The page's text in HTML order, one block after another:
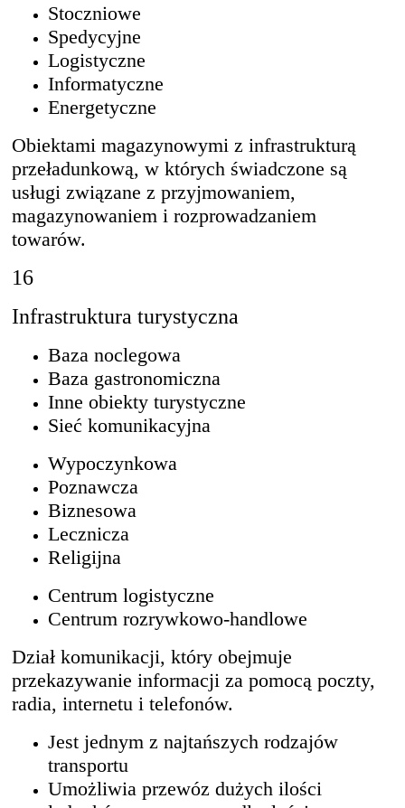
Stoczniowe
Spedycyjne
Logistyczne
Informatyczne
Energetyczne
Obiektami magazynowymi z infrastrukturą
przeładunkową, w których świadczone są
usługi związane z przyjmowaniem,
magazynowaniem i rozprowadzaniem
towarów.
16
Infrastruktura turystyczna
Baza noclegowa
Baza gastronomiczna
Inne obiekty turystyczne
Sieć komunikacyjna
Wypoczynkowa
Poznawcza
Biznesowa
Lecznicza
Religijna
Centrum logistyczne
Centrum rozrywkowo-handlowe
Dział komunikacji, który obejmuje
przekazywanie informacji za pomocą poczty,
radia, internetu i telefonów.
Jest jednym z najtańszych rodzajów
transportu
Umożliwia przewóz dużych ilości